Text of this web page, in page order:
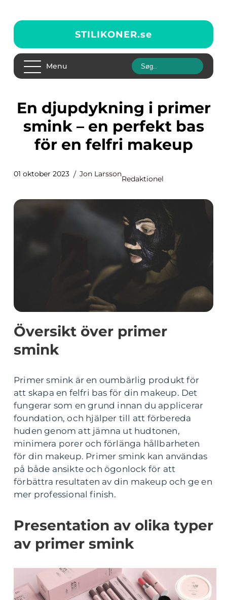
STILIKONER.se
Menu
En djupdykning i primer
smink – en perfekt bas
för en felfri makeup
01 oktober 2023 Jon Larsson
Redaktionel
Översikt över primer
smink
Primer smink är en oumbärlig produkt för
att skapa en felfri bas för din makeup. Det
fungerar som en grund innan du applicerar
foundation, och hjälper till att förbereda
huden genom att jämna ut hudtonen,
minimera porer och förlänga hållbarheten
för din makeup. Primer smink kan användas
på både ansikte och ögonlock för att
förbättra resultaten av din makeup och ge en
mer professional finish.
Presentation av olika typer
av primer smink